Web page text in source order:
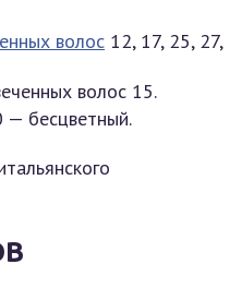
волос 12, 17, 25, 27,
волос 15.
— бесцветный.